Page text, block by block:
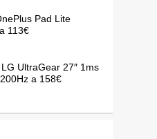
Pad Lite
113€
UltraGear 27″ 1ms
a 158€